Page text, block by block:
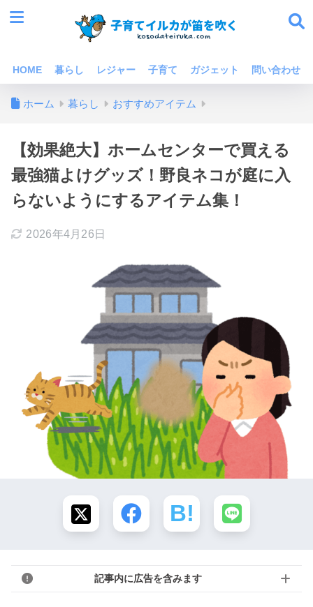
HOME 暮らし レジャー 子育て ガジェット 問い合わせ
ホーム 暮らし おすすめアイテム
【効果絶大】ホームセンターで買える
最強猫よけグッズ！野良ネコが庭に入
らないようにするアイテム集！
2026年4月26日
記事内に広告を含みます